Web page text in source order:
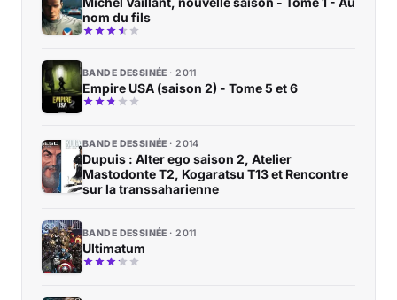
nom du fils
BANDE DESSINÉE 2011
Empire USA (saison 2) - Tome 5 et 6
BANDE DESSINÉE 2014
Dupuis : Alter ego saison 2, Atelier
Mastodonte T2, Kogaratsu T13 et Rencontre
sur la transsaharienne
BANDE DESSINÉE 2011
Ultimatum